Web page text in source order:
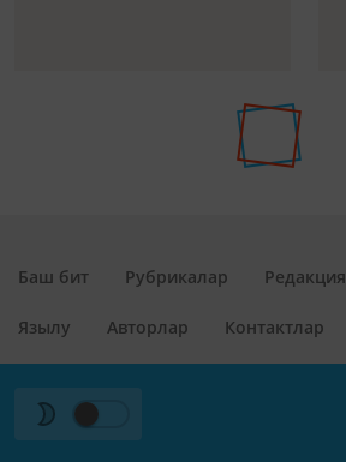
Баш бит Рубрикалар Редакция
Язылу Авторлар Контактлар